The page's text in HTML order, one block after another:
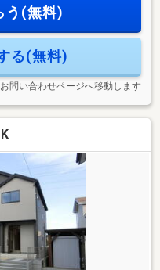
床下収納、全居室複層
う(無料)
る(無料)
問い合わせページへ移動します